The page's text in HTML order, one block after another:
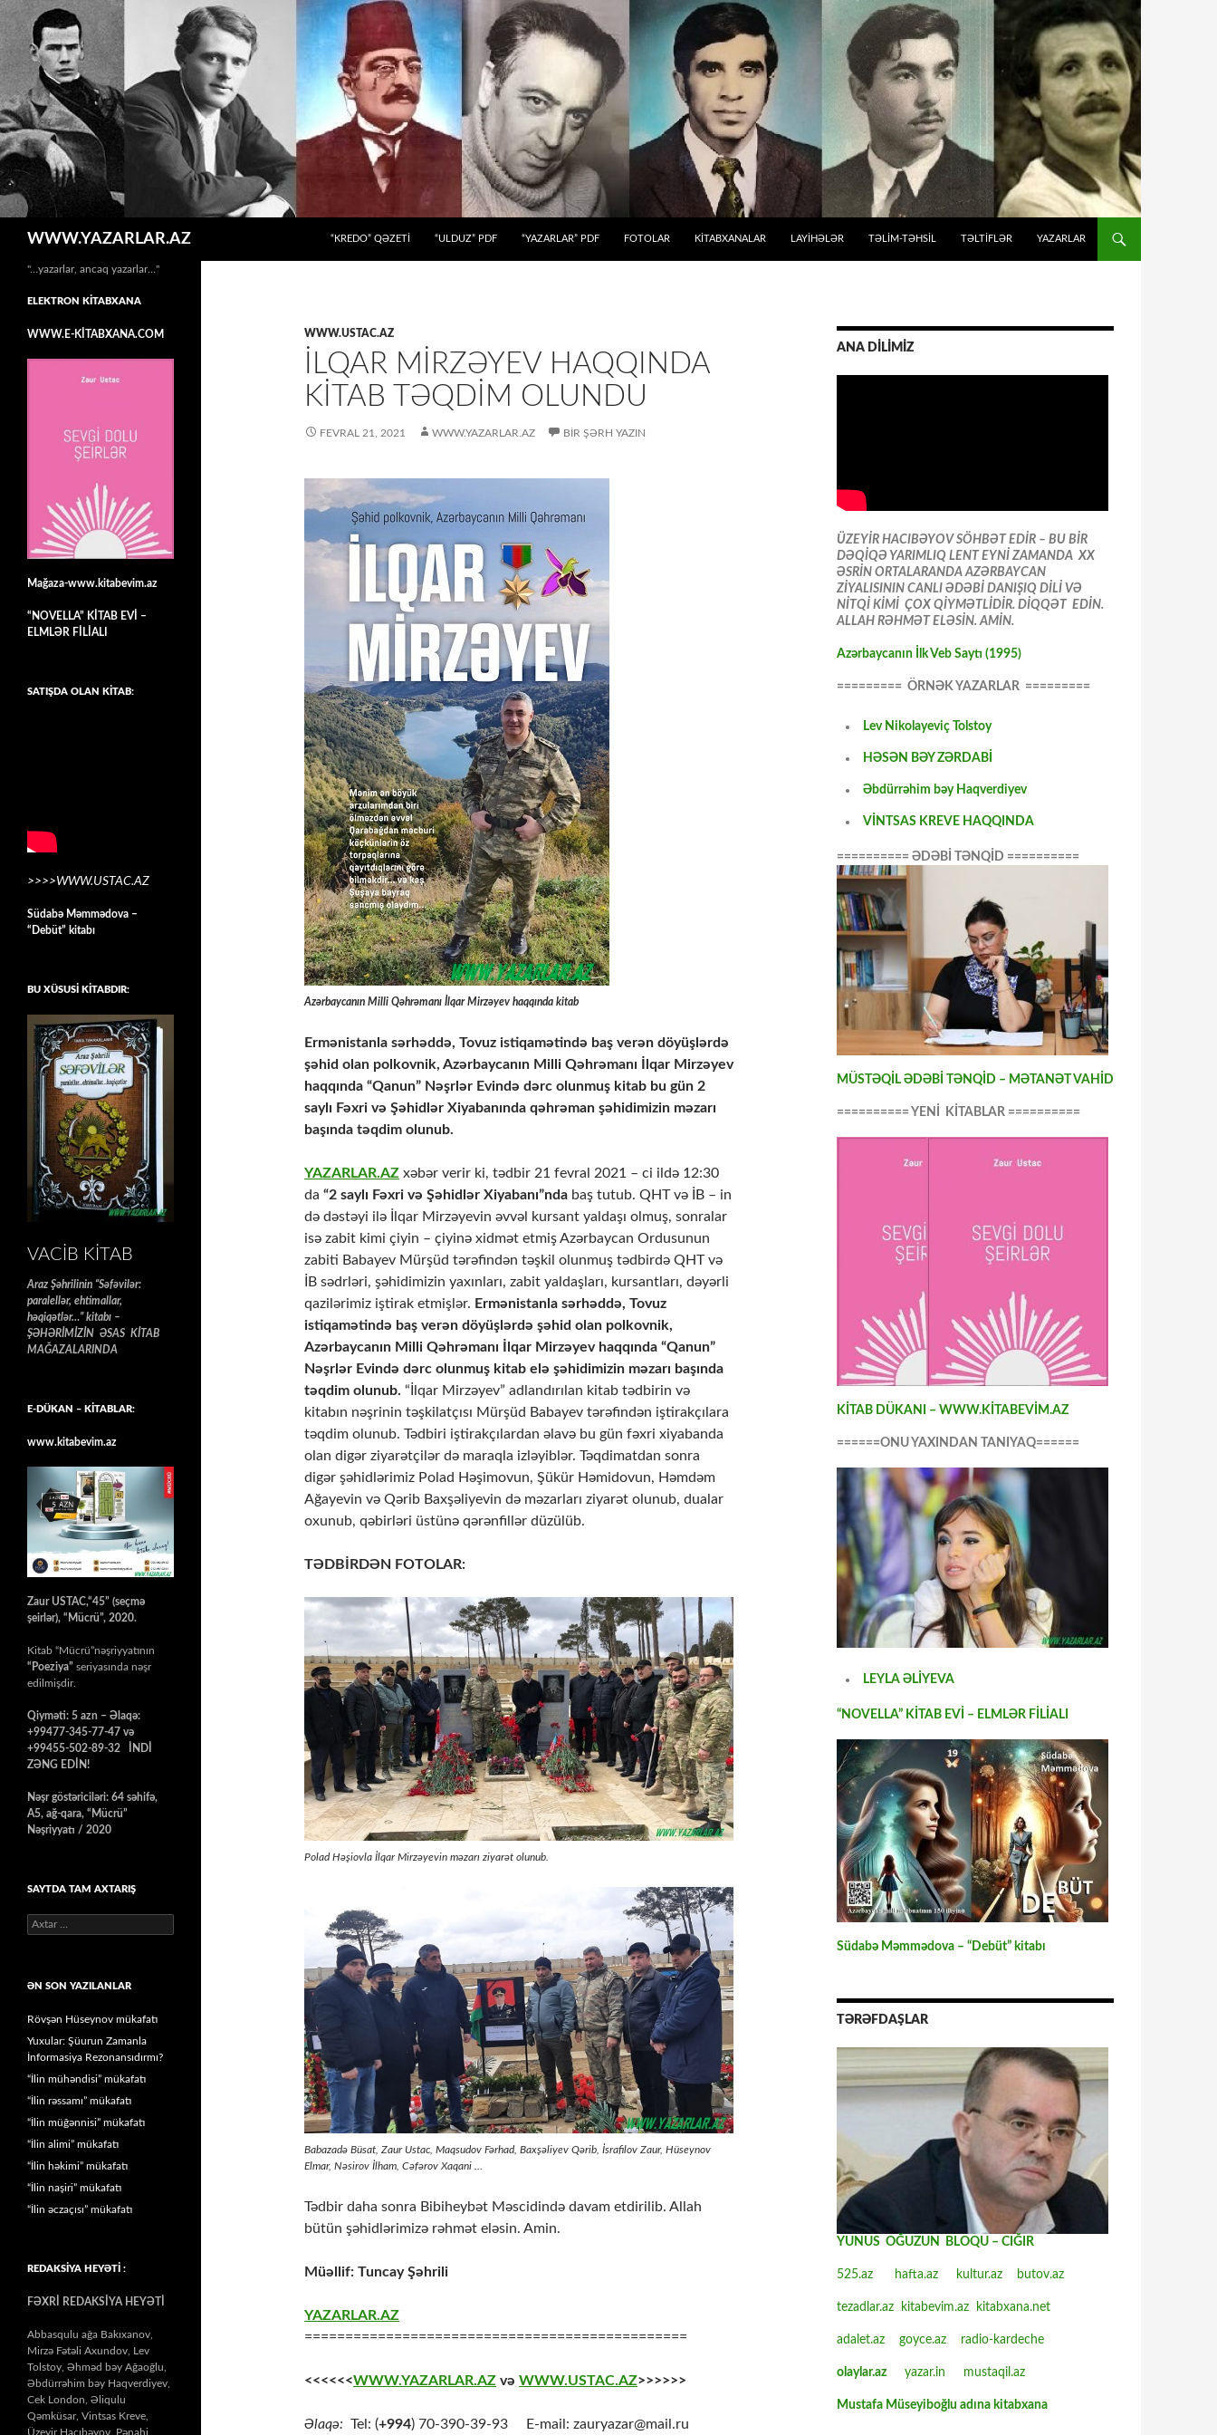
WWW.YAZARLAR.AZ
“KREDO” QƏZETİ
“ULDUZ” PDF “YAZARLAR” PDF FOTOLAR KİTABXANALAR LAYİHƏLƏR TƏLIM-TƏHSIL TƏLTİFLƏR YAZARLAR
WWW.USTAC.AZ
İLQAR MİRZƏYEV HAQQINDA
KİTAB TƏQDİM OLUNDU
FEVRAL 21, 2021 WWW.YAZARLAR.AZ BIR ŞƏRH YAZIN
Azərbaycanın Milli Qəhrəmanı İlqar Mirzəyev haqqında kitab
Ermənistanla sərhəddə, Tovuz istiqamətində baş verən döyüşlərdə
şəhid olan polkovnik, Azərbaycanın Milli Qəhrəmanı İlqar Mirzəyev
haqqında “Qanun” Nəşrlər Evində dərc olunmuş kitab bu gün 2
saylı Fəxri və Şəhidlər Xiyabanında qəhrəman şəhidimizin məzarı
başında təqdim olunub.
YAZARLAR.AZ xəbər verir ki, tədbir 21 fevral 2021 – ci ildə 12:30
da “2 saylı Fəxri və Şəhidlər Xiyabanı”nda baş tutub. QHT və İB – in
də dəstəyi ilə İlqar Mirzəyevin əvvəl kursant yaldaşı olmuş, sonralar
isə zabit kimi çiyin – çiyinə xidmət etmiş Azərbaycan Ordusunun
zabiti Babayev Mürşüd tərəfindən təşkil olunmuş tədbirdə QHT və
İB sədrləri, şəhidimizin yaxınları, zabit yaldaşları, kursantları, dəyərli
qazilərimiz iştirak etmişlər. Ermənistanla sərhəddə, Tovuz
istiqamətində baş verən döyüşlərdə şəhid olan polkovnik,
Azərbaycanın Milli Qəhrəmanı İlqar Mirzəyev haqqında “Qanun”
Nəşrlər Evində dərc olunmuş kitab elə şəhidimizin məzarı başında
təqdim olunub. “İlqar Mirzəyev” adlandırılan kitab tədbirin və
kitabın nəşrinin təşkilatçısı Mürşüd Babayev tərəfindən iştirakçılara
təqdim olunub. Tədbiri iştirakçılardan əlavə bu gün fəxri xiyabanda
olan digər ziyarətçilər də maraqla izləyiblər. Təqdimatdan sonra
digər şəhidlərimiz Polad Həşimovun, Şükür Həmidovun, Həmdəm
Ağayevin və Qərib Baxşəliyevin də məzarları ziyarət olunub, dualar
oxunub, qəbirləri üstünə qərənfillər düzülüb.
TƏDBİRDƏN FOTOLAR:
Polad Həşiovla İlqar Mirzəyevin məzarı ziyarət olunub.
Babazadə Büsat, Zaur Ustac, Maqsudov Fərhad, Baxşəliyev Qərib, İsrafilov Zaur, Hüseynov
Elmar, Nəsirov İlham, Cəfərov Xaqani …
Tədbir daha sonra Bibiheybət Məscidində davam etdirilib. Allah
bütün şəhidlərimizə rəhmət eləsin. Amin.
Müəllif: Tuncay Şəhrili
YAZARLAR.AZ
===============================================
<<<<<<WWW.YAZARLAR.AZ və WWW.USTAC.AZ>>>>>>
Əlaqə: Tel: (+994) 70-390-39-93 E-mail: zauryazar@mail.ru
ANA DİLİMİZ
ÜZEYİR HACIBƏYOV SÖHBƏT EDİR – BU BİR
DƏQİQƏ YARIMLIQ LENT EYNİ ZAMANDA XX
ƏSRİN ORTALARANDA AZƏRBAYCAN
ZİYALISININ CANLI ƏDƏBİ DANIŞIQ DİLİ VƏ
NİTQİ KİMİ ÇOX QİYMƏTLİDİR. DİQQƏT EDİN.
ALLAH RƏHMƏT ELƏSİN. AMİN.
Azərbaycanın İlk Veb Saytı (1995)
========= ÖRNƏK YAZARLAR =========
Lev Nikolayeviç Tolstoy
HƏSƏN BƏY ZƏRDABİ
Əbdürrəhim bəy Haqverdiyev
VİNTSAS KREVE HAQQINDA
========== ƏDƏBİ TƏNQİD ==========
MÜSTƏQİL ƏDƏBİ TƏNQİD – MƏTANƏT VAHİD
========== YENİ KİTABLAR ==========
KİTAB DÜKANI – WWW.KİTABEVİM.AZ
======ONU YAXINDAN TANIYAQ======
LEYLA ƏLİYEVA
“NOVELLA” KİTAB EVİ – ELMLƏR FİLİALI
Südabə Məmmədova – “Debüt” kitabı
TƏRƏFDAŞLAR
YUNUS OĞUZUN BLOQU – CIĞIR
525.az hafta.az kultur.az butov.az
tezadlar.az kitabevim.az kitabxana.net
adalet.az goyce.az radio-kardeche
olaylar.az yazar.in mustaqil.az
Mustafa Müseyiboğlu adına kitabxana
"…yazarlar, ancaq yazarlar…"
ELEKTRON KİTABXANA
WWW.E-KİTABXANA.COM
Mağaza-www.kitabevim.az
“NOVELLA” KİTAB EVİ –
ELMLƏR FİLİALI
SATIŞDA OLAN KİTAB:
>>>>WWW.USTAC.AZ
Südabə Məmmədova –
“Debüt” kitabı
BU XÜSUSİ KİTABDIR:
VACIB KITAB
Araz Şəhrilinin “Səfəvilər:
paralellər, ehtimallar,
həqiqətlər…” kitabı –
ŞƏHƏRİMİZİN ƏSAS KİTAB
MAĞAZALARINDA
E-DÜKAN – KİTABLAR:
www.kitabevim.az
Zaur USTAC,“45” (seçmə
şeirlər), “Mücrü”, 2020.
Kitab “Mücrü”nəşriyyatının
“Poeziya” seriyasında nəşr
edilmişdir.
Qiyməti: 5 azn – Əlaqə:
+99477-345-77-47 və
+99455-502-89-32 İNDİ
ZƏNG EDİN!
Nəşr göstəriciləri: 64 səhifə,
A5, ağ-qara, “Mücrü”
Nəşriyyatı / 2020
SAYTDA TAM AXTARIŞ
Axtarış:
ƏN SON YAZILANLAR
Rövşən Hüseynov mükafatı
Yuxular: Şüurun Zamanla
İnformasiya Rezonansıdırmı?
“İlin mühəndisi” mükafatı
“İlin rəssamı” mükafatı
“İlin müğənnisi” mükafatı
“İlin alimi” mükafatı
“İlin həkimi” mükafatı
“İlin naşiri” mükafatı
“İlin əczaçısı” mükafatı
REDAKSİYA HEYƏTİ :
FƏXRİ REDAKSİYA HEYƏTİ
Abbasqulu ağa Bakıxanov,
Mirzə Fətəli Axundov, Lev
Tolstoy, Əhməd bəy Ağaoğlu,
Əbdürrəhim bəy Haqverdiyev,
Cek London, Əliqulu
Qəmküsar, Vintsas Kreve,
Üzeyir Hacıbəyov, Pənahi